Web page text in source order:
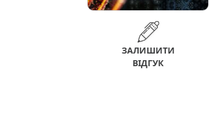
ЗАЛИШИТИ
ВІДГУК